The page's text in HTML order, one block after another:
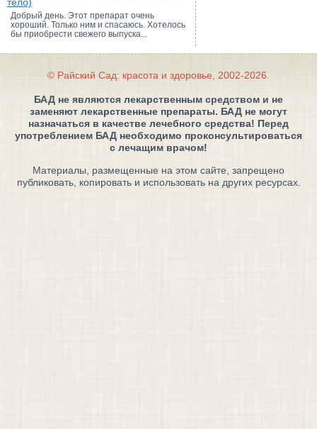
Добрый день. Этот препарат очень
хороший. Только ним и спасаюсь. Хотелось
бы приобрести свежего выпуска...
© Райский Сад: красота и здоровье, 2002-2026.
БАД не являются лекарственным средством и не
заменяют лекарственные препараты. БАД не могут
назначаться в качестве лечебного средства! Перед
употреблением БАД необходимо проконсультироваться
с лечащим врачом!
Материалы, размещенные на этом сайте, запрещено
публиковать, копировать и использовать на других ресурсах.